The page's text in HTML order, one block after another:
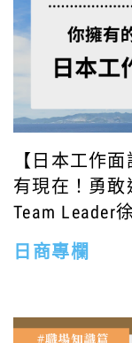
【日本工作
有現在！勇
Team Leader
日商專欄